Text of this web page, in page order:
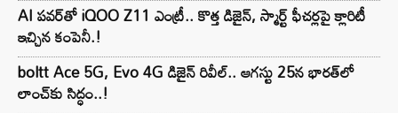
AI పవర్‌తో iQOO Z11 ఎంట్రీ.. కొత్త డిజైన్, స్మార్ట్ ఫీచర్లపై క్లారిటీ
ఇచ్చిన కంపెనీ.!
boltt Ace 5G, Evo 4G డిజైన్ రివీల్.. ఆగస్టు 25న భారత్‌లో
లాంచ్‌కు సిద్ధం..!